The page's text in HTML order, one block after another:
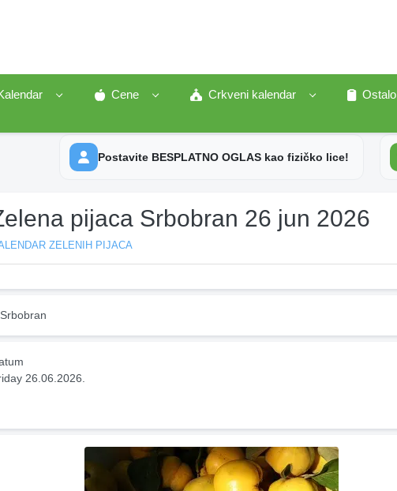
Cene Crkveni kalendar
Ostalo
Postavite BESPLATNO OGLAS kao fizičko lice!
pijaca Srbobran 26 jun 2026
ZELENIH PIJACA
Srbobran
26.06.2026.